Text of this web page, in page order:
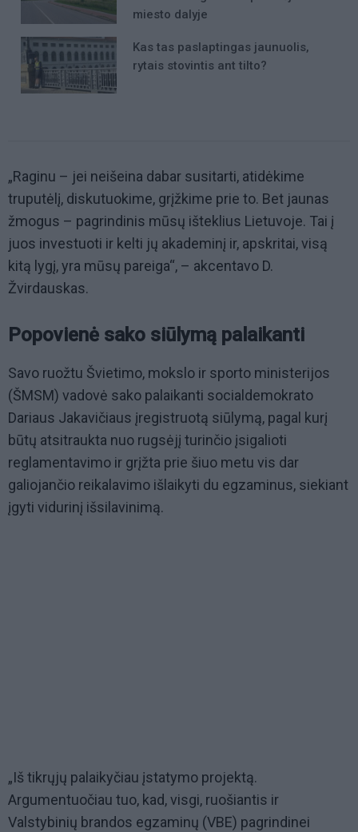
miesto dalyje
Kas tas paslaptingas jaunuolis,
rytais stovintis ant tilto?
„Raginu – jei neišeina dabar susitarti, atidėkime
truputėlį, diskutuokime, grįžkime prie to. Bet jaunas
žmogus – pagrindinis mūsų išteklius Lietuvoje. Tai į
juos investuoti ir kelti jų akademinį ir, apskritai, visą
kitą lygį, yra mūsų pareiga“, – akcentavo D.
Žvirdauskas.
Popovienė sako siūlymą palaikanti
Savo ruožtu Švietimo, mokslo ir sporto ministerijos
(ŠMSM) vadovė sako palaikanti socialdemokrato
Dariaus Jakavičiaus įregistruotą siūlymą, pagal kurį
būtų atsitraukta nuo rugsėjį turinčio įsigalioti
reglamentavimo ir grįžta prie šiuo metu vis dar
galiojančio reikalavimo išlaikyti du egzaminus, siekiant
įgyti vidurinį išsilavinimą.
„Iš tikrųjų palaikyčiau įstatymo projektą.
Argumentuočiau tuo, kad, visgi, ruošiantis ir
Valstybinių brandos egzaminų (VBE) pagrindinei